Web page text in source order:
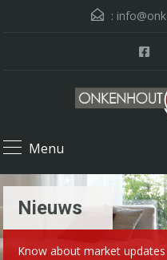
:
Menu
Nieuws
Know about market updates